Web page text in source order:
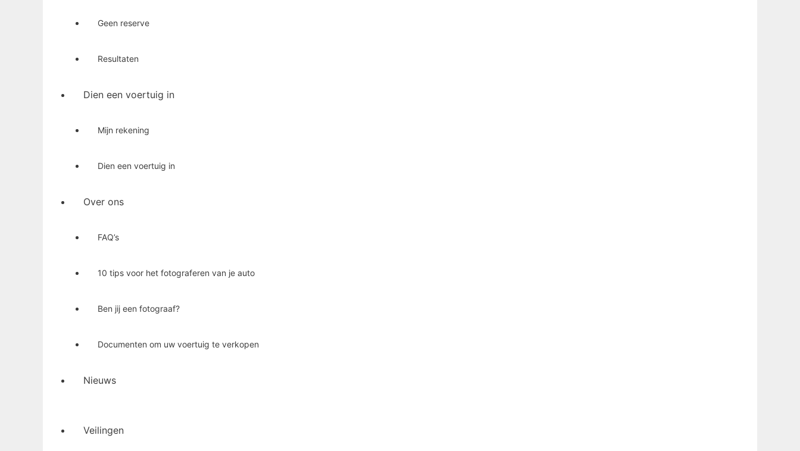
Geen reserve
Resultaten
Dien een voertuig in
Mijn rekening
Dien een voertuig in
Over ons
FAQ’s
10 tips voor het fotograferen van je auto
Ben jij een fotograaf?
Documenten om uw voertuig te verkopen
Nieuws
Veilingen